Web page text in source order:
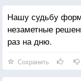
Нашу судьбу
незаметные
раз на дню.
Сохранить